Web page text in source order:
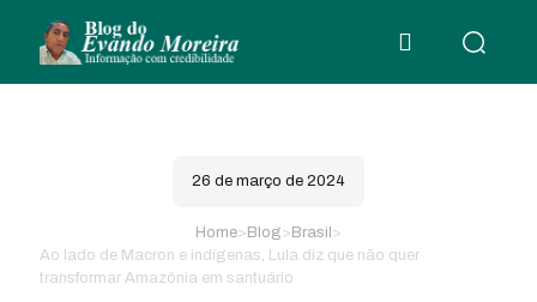
26 de março de 2024
Home> Blog> Brasil >
Ao lado de Macron e indígenas, Lula diz que não quer
transformar Amazônia em santuário